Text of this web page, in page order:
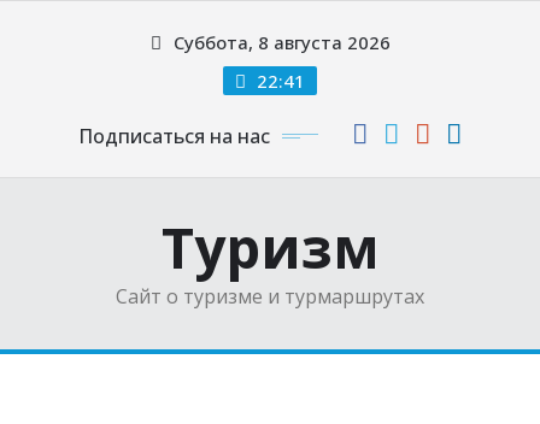
Суббота, 8 августа 2026
22:41
Подписаться на нас
Туризм
Сайт о туризме и турмаршрутах